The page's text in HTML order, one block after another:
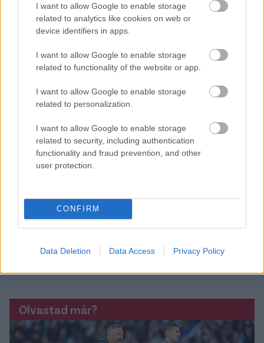
I want to allow Google to enable storage
related to analytics like cookies on web or
device identifiers in apps.
I want to allow Google to enable storage
related to functionality of the website or app.
I want to allow Google to enable storage
related to personalization.
I want to allow Google to enable storage
related to security, including authentication
functionality and fraud prevention, and other
user protection.
CONFIRM
Data Deletion Data Access Privacy Policy
szükségtelen agressziót.
Az erőszakos fellépést követően sajnos végképp
elszabadultak az indulatok, amit a tiltott kényszerítő
eszközökkel (könnygáz, vipera) felszerelkezett
következtében több szurkolónk is bejutott a
játéktérre, ami szintén elítélendő és nem lehet része
egy futballmérkőzésnek.
A történtek kapcsán a rendőrség és az MLSZ
(klubunk ellen is) vizsgálatot indít, melynek
Egyúttal bízunk benne, hogy a jövőben a futball
kerül a főszerepbe, hiszünk abban, hogy a vasárnap
érdekünk, hogy szurkolóbarát légkörben játszott,
Olvastad már?